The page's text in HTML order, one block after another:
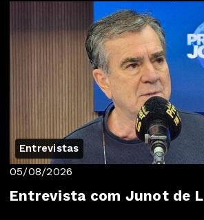
Entrevistas
05/08/2026
Entrevista com Junot de